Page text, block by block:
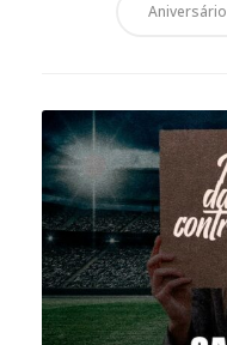
Aniversário